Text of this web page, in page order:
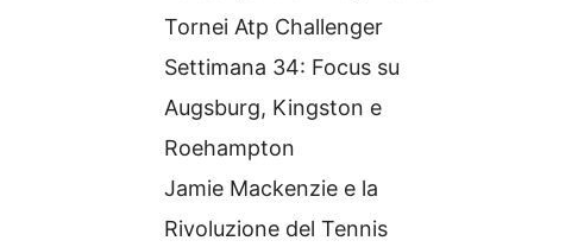
Tornei Atp Challenger
Settimana 34: Focus su
Augsburg, Kingston e
Roehampton
Jamie Mackenzie e la
Rivoluzione del Tennis